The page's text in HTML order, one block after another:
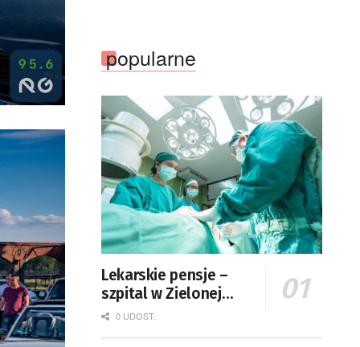
popularne
Lekarskie pensje –
szpital w Zielonej
Górze podaje dane
0 UDOST.